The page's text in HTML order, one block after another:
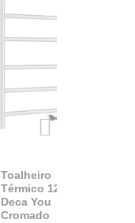
Toalheiro
Térmico 127v
Deca You
Cromado